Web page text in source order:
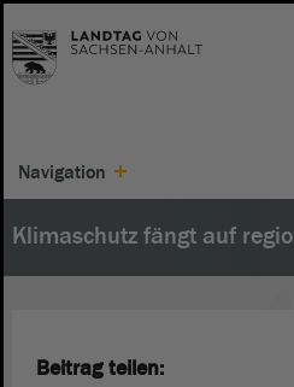
Navigation
Klimaschutz fängt auf
Beitrag teilen: